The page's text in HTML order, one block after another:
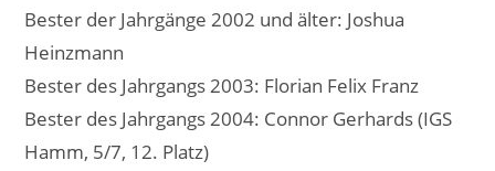
Bester der Jahrgänge 2002 und älter: Joshua
Heinzmann
Bester des Jahrgangs 2003: Florian Felix Franz
Bester des Jahrgangs 2004: Connor Gerhards (IGS
Hamm, 5/7, 12. Platz)